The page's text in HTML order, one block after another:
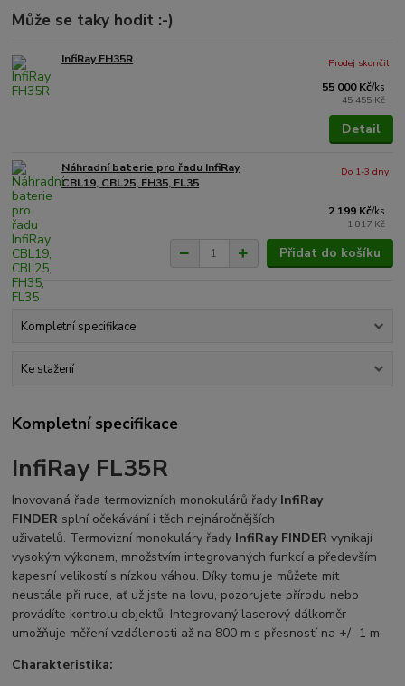
Může se taky hodit :-)
InfiRay FH35R
55 000 Kč/ks
45 455 Kč
Prodej skončil
Detail
Náhradní baterie pro řadu InfiRay
CBL19, CBL25, FH35, FL35
2 199 Kč/ks
1 817 Kč
Do 1-3 dny
Přidat do košíku
Kompletní specifikace
Ke stažení
Kompletní specifikace
InfiRay FL35R
Inovovaná řada termovizních monokulárů řady InfiRay
FINDER splní očekávání i těch nejnáročnějších
uživatelů. Termovizní monokuláry řady InfiRay FINDERvynikají
vysokým výkonem, množstvím integrovaných funkcí a především
kapesní velikostí s nízkou váhou. Díky tomu je můžete mít
neustále při ruce, ať už jste na lovu, pozorujete přírodu nebo
provádíte kontrolu objektů. Integrovaný laserový dálkoměr
umožňuje měření vzdálenosti až na 800 m s přesností na +/- 1 m.
Charakteristika: